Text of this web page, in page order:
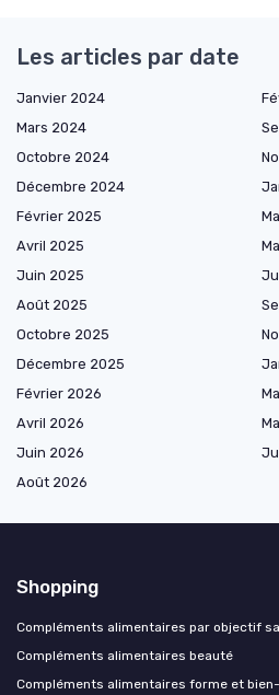
Les articles par date
Janvier 2024
Mars 2024
Octobre 2024
Décembre 2024
Février 2025
Avril 2025
Juin 2025
Août 2025
Octobre 2025
Décembre 2025
Février 2026
Avril 2026
Juin 2026
Août 2026
Shopping
Compléments alimentaires par objectif
Compléments alimentaires beauté
Compléments alimentaires forme et